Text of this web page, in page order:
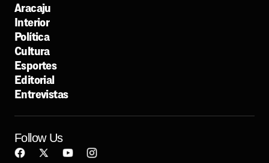
Aracaju
Interior
Política
Cultura
Esportes
Editorial
Entrevistas
Follow Us